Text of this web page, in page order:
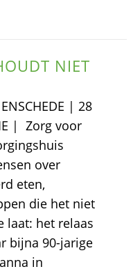
NIET
| 28
| Zorg voor
over
eten,
die het niet
laat: het relaas
bijna 90-jarige
in